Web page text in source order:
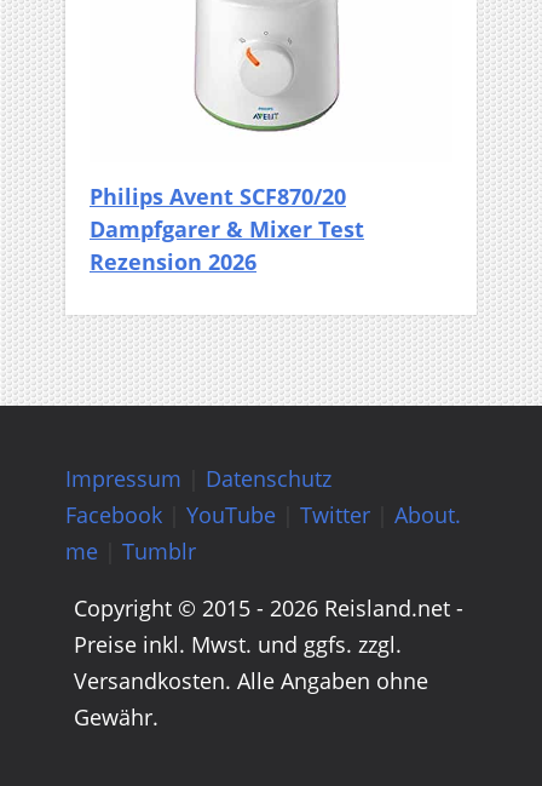
Philips Avent SCF870/20
Dampfgarer & Mixer Test
Rezension 2026
Impressum
Datenschutz
Facebook
YouTube Twitter
About.
me
Tumblr
Copyright © 2015 - 2026 Reisland.net -
Preise inkl. Mwst. und ggfs. zzgl.
Versandkosten. Alle Angaben ohne
Gewähr.